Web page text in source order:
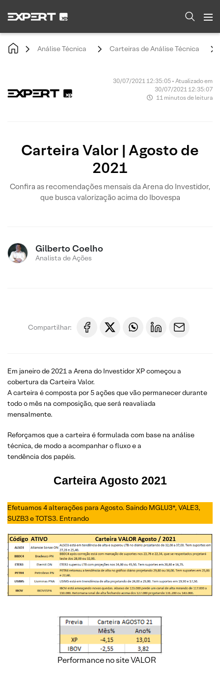
Análise Técnica Carteiras de Análise Técnica
30/07/2021 12:35:05 • Atualizado em
30/07/2021 12:35:07
11 minutos de leitura
Carteira Valor | Agosto de
2021
Confira as recomendações mensais da Arena do Investidor,
que busca valorização acima do Ibovespa
Gilberto Coelho
Analista de Ações
Compartilhar:
Em janeiro de 2021 a Arena do Investidor XP começou a
cobertura da Carteira Valor.
A carteira é composta por 5 ações que vão permanecer durante
todo o mês na composição, que será reavaliada
mensalmente.
Reforçamos que a carteira é formulada com base na análise
técnica, de modo a acompanhar o fluxo e a
tendência dos papéis.
Carteira Agosto 2021
Efetuamos 4 alterações para Agosto. Saindo MGLU3*, VALE3,
SUZB3 e TOTS3. Entrando
Performance no site VALOR